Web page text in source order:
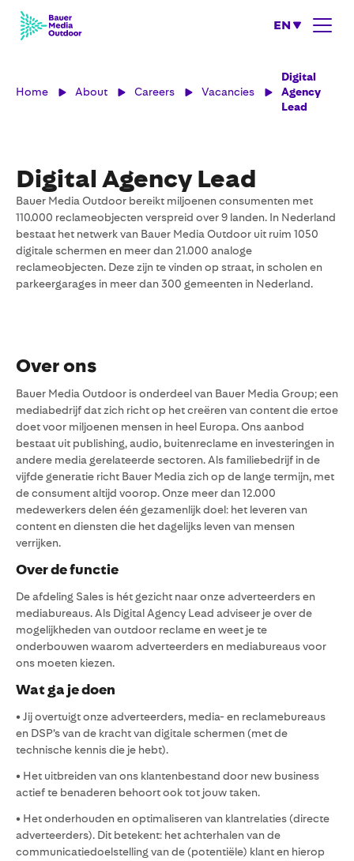
EN
Home About Careers Vacancies
Digital
Agency
Lead
Digital Agency Lead
Bauer Media Outdoor bereikt miljoenen consumenten met
110.000 reclameobjecten verspreid over 9 landen. In Nederland
bestaat het netwerk van Bauer Media Outdoor uit ruim 1050
digitale schermen en meer dan 21.000 analoge
reclameobjecten. Deze zijn te vinden op straat, in scholen en
parkeergarages in meer dan 300 gemeenten in Nederland.
Over ons
Bauer Media Outdoor is onderdeel van Bauer Media Group; een
mediabedrijf dat zich richt op het creëren van content die ertoe
doet voor miljoenen mensen in heel Europa. Ons aanbod
bestaat uit publishing, audio, buitenreclame en investeringen in
andere media gerelateerde sectoren. Als familiebedrijf in de
vijfde generatie richt Bauer Media zich op de lange termijn, met
de consument altijd voorop. Onze meer dan 12.000
medewerkers delen één gezamenlijk doel: het leveren van
content en diensten die het dagelijks leven van mensen
verrijken.
Over de functie
De afdeling Sales is hét gezicht naar onze adverteerders en
mediabureaus. Als Digital Agency Lead adviseer je over de
mogelijkheden van outdoor reclame en weet je te
onderbouwen waarom adverteerders en mediabureaus voor
ons moeten kiezen.
Wat ga je doen
• Jij overtuigt onze adverteerders, media- en reclamebureaus
en DSP’s van de kracht van digitale schermen (met de
technische kennis die je hebt).
• Het uitbreiden van ons klantenbestand door new business
actief te benaderen behoort ook tot jouw taken.
• Het onderhouden en optimaliseren van klantrelaties (directe
adverteerders). Dit betekent: het achterhalen van de
communicatiedoelstelling van de (potentiële) klant en hierop